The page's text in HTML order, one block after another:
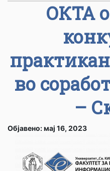
ОКТА
во
–
Објавено: мај 16, 2023